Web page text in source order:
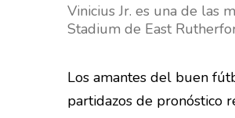
Vinicius Jr. es una de las
Stadium de East
Los amantes del buen
partidazos de pronóstico